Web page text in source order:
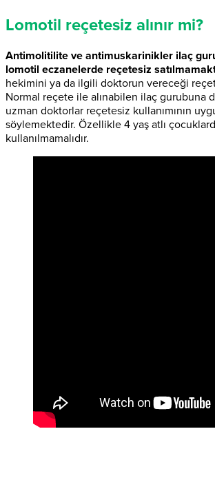
Lomotil reçetesiz alınır mi?
Antimolitilite ve antimuskarinikler ilaç
lomotil eczanelerde reçetesiz
hekimini ya da ilgili doktorun vereceği
Normal reçete ile alınabilen ilaç gurubuna
uzman doktorlar reçetesiz kullanımının
söylemektedir. Özellikle 4 yaş atlı
kullanılmamalıdır.